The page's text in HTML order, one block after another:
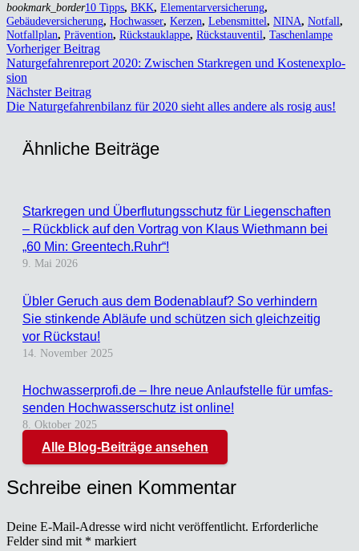
bookmark_border10 Tipps, BKK, Elementarversicherung,
Gebäudeversicherung, Hochwasser, Kerzen, Lebensmittel, NINA, Notfall,
Notfallplan, Prävention, Rückstauklappe, Rückstauventil, Taschenlampe
Vorheriger Beitrag
Natur­ge­fah­ren­re­port 2020: Zwi­schen Stark­re­gen und Kos­ten­ex­plo­
si­on
Nächster Beitrag
Die Natur­ge­fah­ren­bi­lanz für 2020 sieht alles ande­re als rosig aus!
Ähn­li­che Bei­trä­ge
Stark­re­gen und Über­flu­tungs­schutz für Lie­gen­schaf­ten
– Rück­blick auf den Vor­trag von Klaus Wieth­mann bei
„60 Min: Greentech.Ruhr“!
9. Mai 2026
Übler Geruch aus dem Boden­ab­lauf? So ver­hin­dern
Sie stin­ken­de Abläu­fe und schüt­zen sich gleich­zei­tig
vor Rück­stau!
14. November 2025
Hochwasserprofi.de – Ihre neue Anlauf­stel­le für umfas­
sen­den Hoch­was­ser­schutz ist online!
8. Oktober 2025
Alle Blog-Beiträge ansehen
Schreibe einen Kommentar
Deine E-Mail-Adresse wird nicht veröffentlicht. Erforderliche
Felder sind mit * markiert